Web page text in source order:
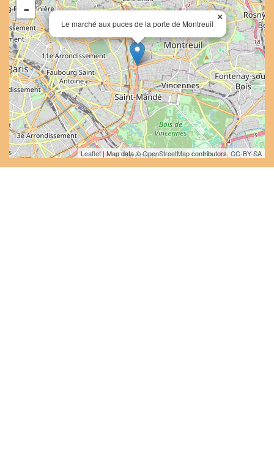
×
Le marché aux puces de la porte de Montreuil
-
Leaflet| Map data ©OpenStreetMapcontributors,CC-BY-SA